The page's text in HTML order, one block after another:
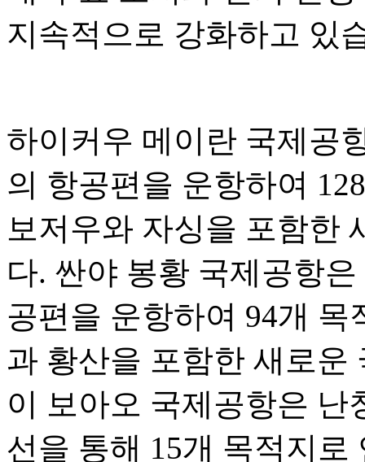
지속적으로 강화하고 있
하이커우 메이란 국제공
의 항공편을 운항하여
보저우와 자싱을 포함한
다. 싼야 봉황 국제공항
공편을 운항하여 94개
과 황산을 포함한 새로운
이 보아오 국제공항은 난
선을 통해 15개 목적지